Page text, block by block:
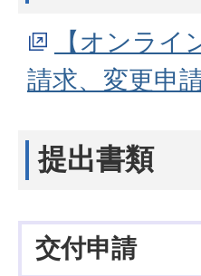
【オンラ
請求、変更申
提出書類
交付申請